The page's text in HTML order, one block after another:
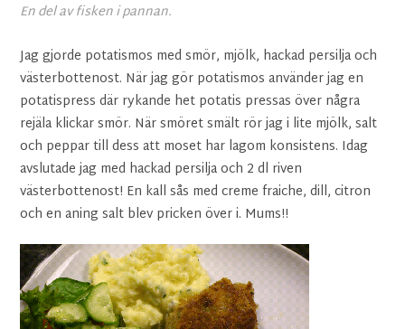
En del av fisken i pannan.
Jag gjorde potatismos med smör, mjölk, hackad persilja och
västerbottenost. När jag gör potatismos använder jag en
potatispress där rykande het potatis pressas över några
rejäla klickar smör. När smöret smält rör jag i lite mjölk, salt
och peppar till dess att moset har lagom konsistens. Idag
avslutade jag med hackad persilja och 2 dl riven
västerbottenost! En kall sås med creme fraiche, dill, citron
och en aning salt blev pricken över i. Mums!!